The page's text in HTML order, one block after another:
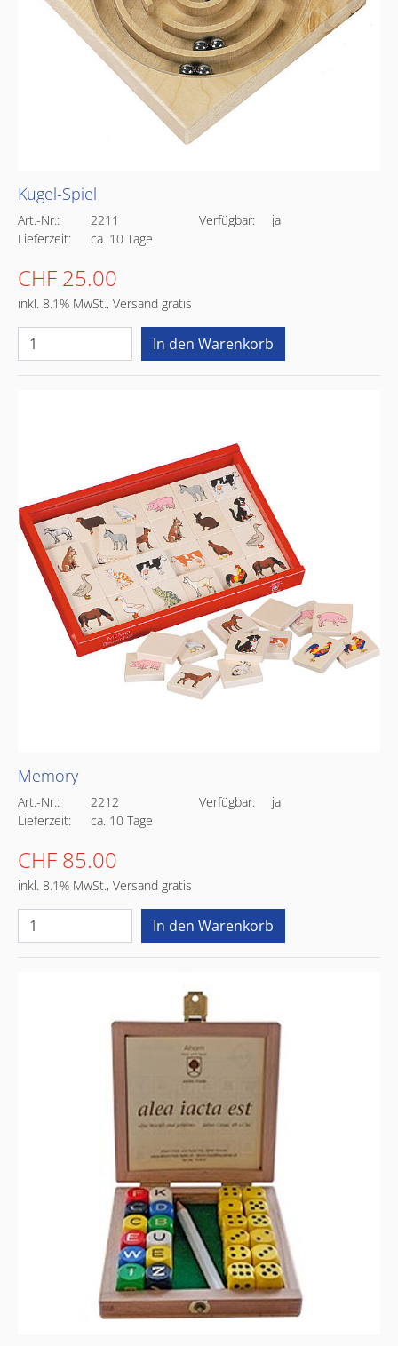
Kugel-Spiel
Art.-Nr.: 2211 Verfügbar:
ja
Lieferzeit:
ca. 10 Tage
CHF 25.00
inkl. 8.1% MwSt., Versand gratis
Memory
Art.-Nr.: 2212 Verfügbar:
ja
Lieferzeit:
ca. 10 Tage
CHF 85.00
inkl. 8.1% MwSt., Versand gratis